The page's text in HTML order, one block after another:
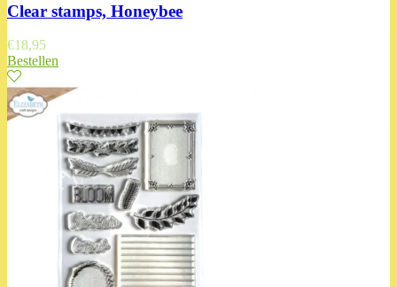
Clear stamps, Honeybee
€18,95
Bestellen